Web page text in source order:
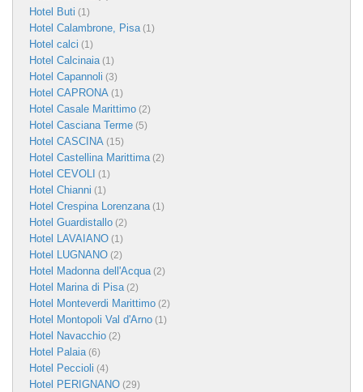
Hotel Buti (1)
Hotel Calambrone, Pisa(1)
Hotel calci (1)
Hotel Calcinaia(1)
Hotel Capannoli (3)
Hotel CAPRONA (1)
Hotel Casale Marittimo (2)
Hotel Casciana Terme (5)
Hotel CASCINA (15)
Hotel Castellina Marittima(2)
Hotel CEVOLI (1)
Hotel Chianni (1)
Hotel Crespina Lorenzana(1)
Hotel Guardistallo (2)
Hotel LAVAIANO (1)
Hotel LUGNANO (2)
Hotel Madonna dell'Acqua(2)
Hotel Marina di Pisa(2)
Hotel Monteverdi Marittimo (2)
Hotel Montopoli Val d'Arno (1)
Hotel Navacchio (2)
Hotel Palaia(6)
Hotel Peccioli (4)
Hotel PERIGNANO (29)